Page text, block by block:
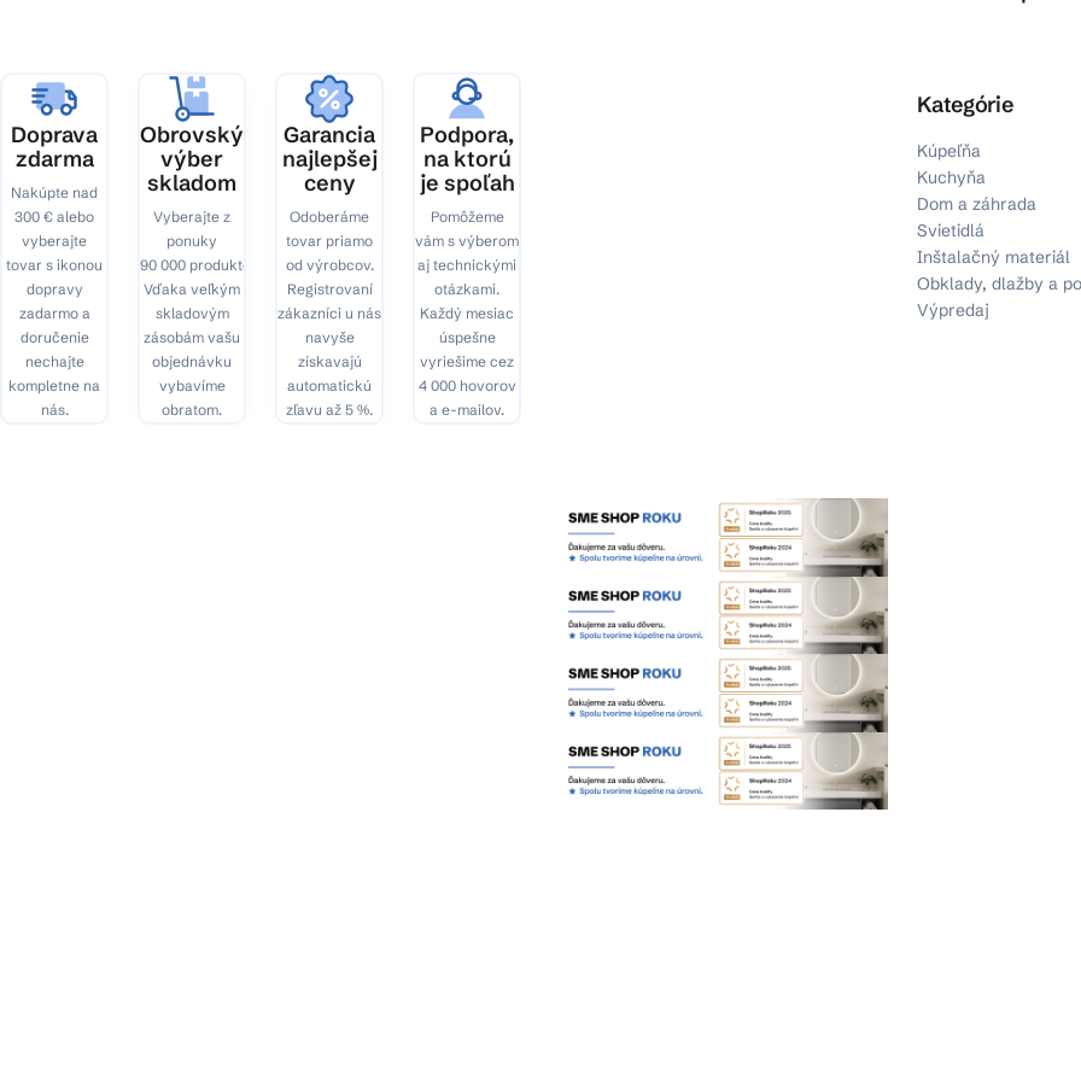
Doprava
zdarma
Nakúpte nad
300 € alebo
vyberajte
tovar s ikonou
dopravy
zadarmo a
doručenie
nechajte
kompletne na
nás.
Obrovský
výber
skladom
Vyberajte z
ponuky
90 000 produktov.
Vďaka veľkým
skladovým
zásobám vašu
objednávku
vybavíme
obratom.
Garancia
najlepšej
ceny
Odoberáme
tovar priamo
od výrobcov.
Registrovaní
zákazníci u nás
navyše
získavajú
automatickú
zľavu až 5 %.
Podpora,
na ktorú
je spoľah
Pomôžeme
vám s výberom
aj technickými
otázkami.
Každý mesiac
úspešne
vyriešime cez
4 000 hovorov
a e-mailov.
Kategórie
Kúpeľňa
Kuchyňa
Dom a záhrada
Svietidlá
Inštalačný materiál
Obklady, dlažby a
Výpredaj